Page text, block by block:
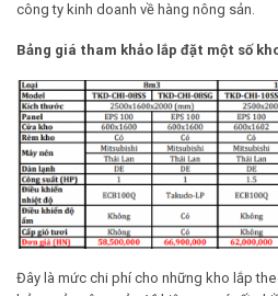
công ty kinh doanh về hàng nông sản.
Bảng giá tham khảo lắp đặt một số
Đây là mức chi phí cho những kho lắp